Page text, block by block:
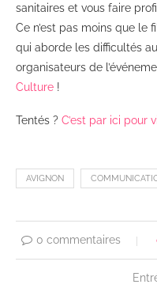
sanitaires et vous faire
Ce n’est pas moins que le
qui aborde les difficultés
organisateurs de
Culture !
Tentés ? C’est par ici pour
AVIGNON
0 commentaires